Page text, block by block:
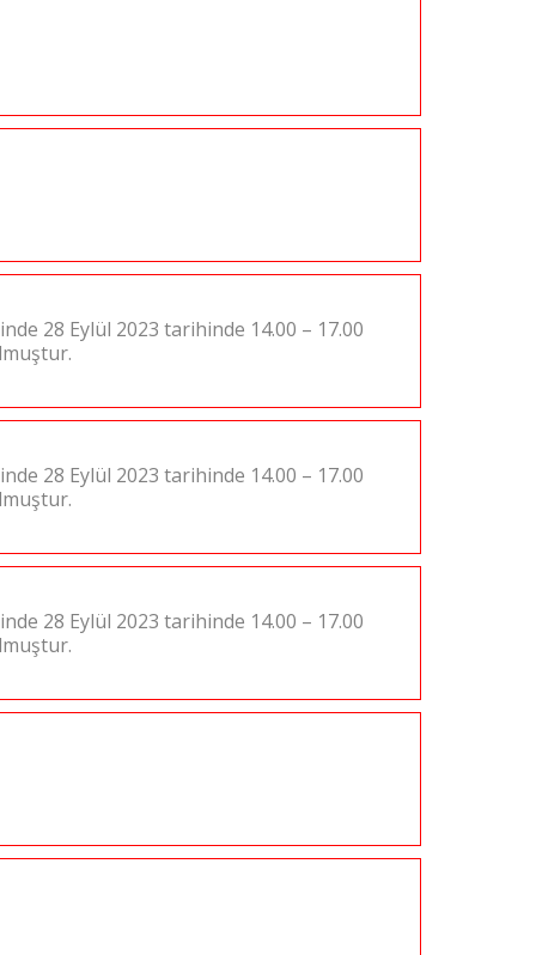
28 Eylül 2023 tarihinde 14.00 – 17.00
28 Eylül 2023 tarihinde 14.00 – 17.00
28 Eylül 2023 tarihinde 14.00 – 17.00